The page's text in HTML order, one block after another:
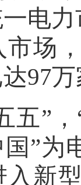
电
市场
97
五”
”为
入新